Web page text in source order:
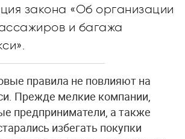
закона «Об организации
и багажа
правила не повлияют на
Прежде мелкие компании,
предприниматели, а также
избегать покупки